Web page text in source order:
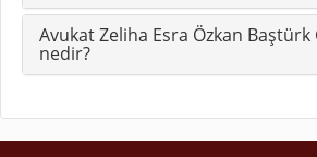
Avukat Zeliha Esra Özkan Baştürk
nedir?